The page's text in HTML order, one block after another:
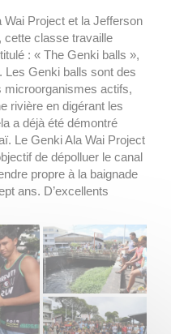
Project et la Jefferson
cette classe travaille
: « The Genki balls »,
Les Genki balls sont des
microorganismes actifs,
rivière en digérant les
a déjà été démontré
Le Genki Ala Wai Project
de dépolluer le canal
propre à la baignade
ans. D’excellents